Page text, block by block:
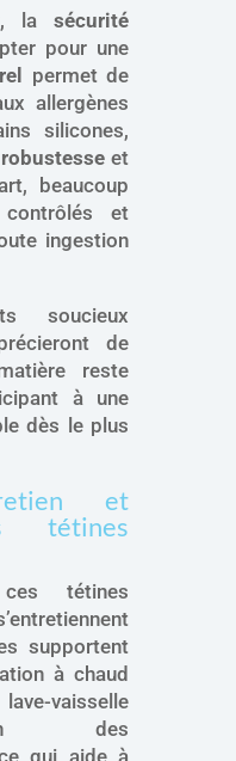
lasécurité
pour une
permet de
allergènes
silicones,
robustesseet
beaucoup
et
ingestion
soucieux
de
reste
à une
dès le plus
et
tétines
tétines
supportent
à chaud
vaisselle
des